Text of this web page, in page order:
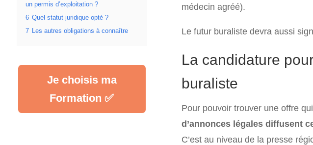
un permis d’exploitation ?
6 Quel statut juridique opté ?
7
Les autres obligations à connaître
Je choisis ma
Formation ✅
médecin agréé).
Le futur buraliste devra aussi
La candidature
buraliste
Pour pouvoir trouver une offre
d’annonces légales diffusent
C’est au niveau de la presse